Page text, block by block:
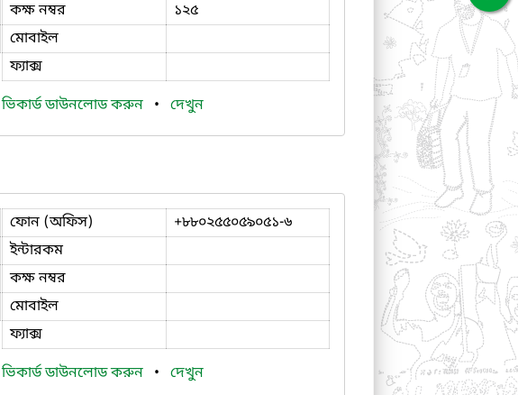
কক্ষ নম্বর
১২৫
মোবাইল
ফ্যাক্স
ভিকার্ড ডাউনলোড করুন • দেখুন
ফোন (অফিস)
+৮৮০২৫৫০৫৯০৫১-৬
ইন্টারকম
কক্ষ নম্বর
মোবাইল
ফ্যাক্স
ভিকার্ড ডাউনলোড করুন • দেখুন